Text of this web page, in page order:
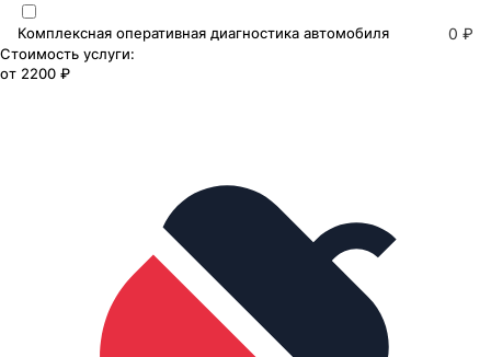
Комплексная оперативная диагностика автомобиля 0 ₽
Стоимость услуги:
от 2200 ₽